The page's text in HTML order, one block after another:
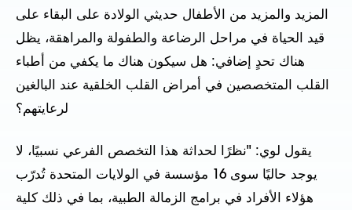
المزيد والمزيد من الأطفال حديثي الولادة على البقاء على
قيد الحياة في مراحل الرضاعة والطفولة والمراهقة، يظل
هناك تحدٍ إضافي: هل سيكون هناك ما يكفي من أطباء
القلب المتخصصين في أمراض القلب الخلقية عند البالغين
لرعايتهم؟
يقول لوي: "نظرًا لحداثة هذا التخصص الفرعي نسبيًا، لا
يوجد حاليًا سوى 16 مؤسسة في الولايات المتحدة تُدرّب
هؤلاء الأفراد في برامج الزمالة الطبية، بما في ذلك كلية